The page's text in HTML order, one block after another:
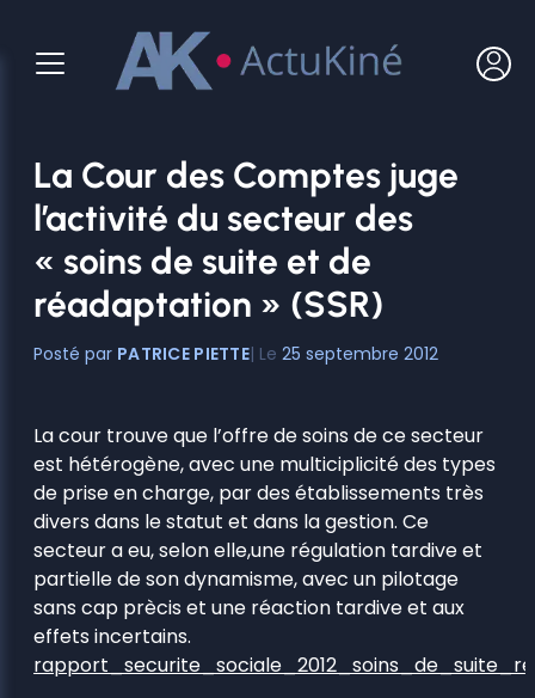
contenu
La Cour des Comptes juge
l’activité du secteur des
« soins de suite et de
réadaptation » (SSR)
PATRICE PIETTE 25 septembre 2012
La cour trouve que l’offre de soins de ce secteur
est hétérogène, avec une multiciplicité des types
de prise en charge, par des établissements très
divers dans le statut et dans la gestion. Ce
secteur a eu, selon elle,une régulation tardive et
partielle de son dynamisme, avec un pilotage
sans cap prècis et une réaction tardive et aux
effets incertains.